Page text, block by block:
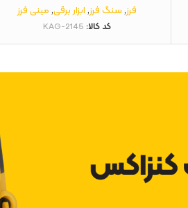
فرز,سنگ فرز,ابزار برقی,مینی فرز
کد کالا: KAG-2145